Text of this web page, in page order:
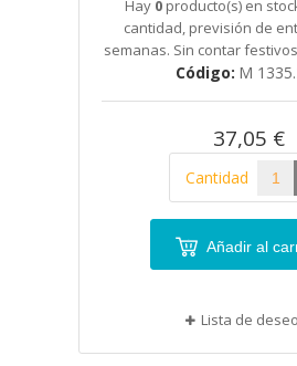
Hay 0 producto(s) en
cantidad, previsión de
semanas. Sin contar
Código M
37,05 €
Cantidad
Añadir al
Lista de